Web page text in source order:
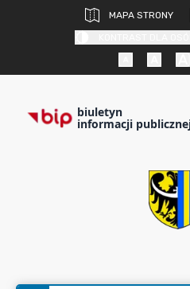
MAPA STRONY
biuletyn
informacji